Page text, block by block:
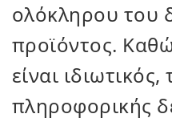
ολόκληρου του
προϊόντος.
είναι
πληροφορικής